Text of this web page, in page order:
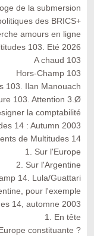
de la submersion
des BRICS+
amours en ligne
103. Eté 2026
A chaud 103
Hors-Champ 103
103. Ilan Manouach
103. Attention 3.Ø
la comptabilité
14 : Autumn 2003
de Multitudes 14
1. Sur l'Europe
2. Sur l'Argentine
14. Lula/Guattari
pour l'exemple
14, automne 2003
1. En tête
constituante ?